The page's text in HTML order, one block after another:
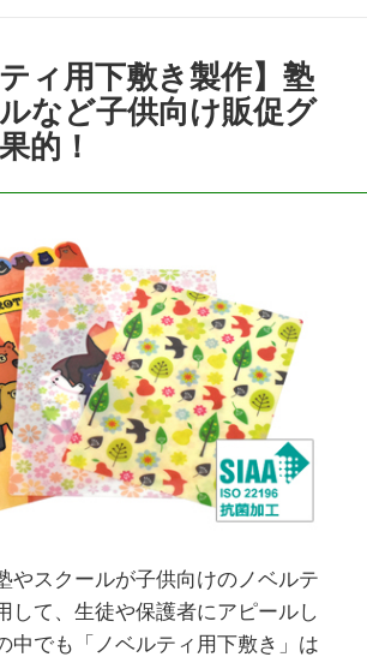
ティ用下敷き製作】塾
など子供向け販促グ
的！
やスクールが子供向けのノベルテ
して、生徒や保護者にアピールし
中でも「ノベルティ用下敷き」は